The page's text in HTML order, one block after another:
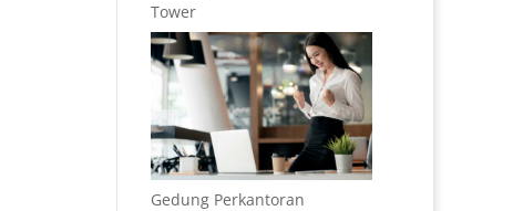
Tower
Gedung Perkantoran